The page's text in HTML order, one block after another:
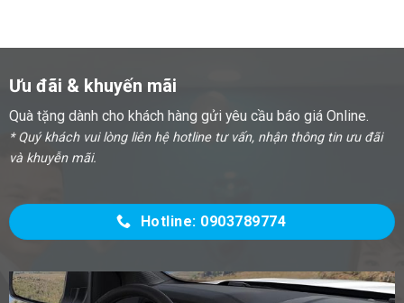
Ưu đãi & khuyến mãi
Quà tặng dành cho khách hàng gửi yêu cầu báo giá Online.
* Quý khách vui lòng liên hệ hotline tư vấn, nhận thông tin ưu đãi
và khuyễn mãi.
Hotline: 0903789774